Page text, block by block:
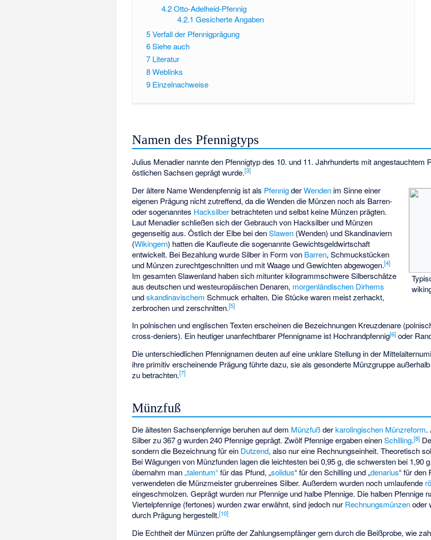
4.2 Otto-Adelheid-Pfennig
4.2.1 Gesicherte Angaben
5Verfall der Pfennigprägung
6Siehe auch
7 Literatur
8Weblinks
9 Einzelnachweise
Namen des Pfennigtyps
Julius Menadier nannte den Pfennigtyp des 10. und 11. Jahrhunderts mit angestauchtem
östlichen Sachsen geprägt wurde.[3]
Der ältere Name Wendenpfennig ist als PfennigderWenden im Sinne einer
eigenen Prägung nicht zutreffend, da die Wenden die Münzen noch als Barren-
oder sogenanntes Hacksilberbetrachteten und selbst keine Münzen prägten.
Laut Menadier schließen sich der Gebrauch von Hacksilber und Münzen
gegenseitig aus. Östlich der Elbe bei denSlawen (Wenden) und Skandinaviern
(Wikingern) hatten die Kaufleute die sogenannteGewichtsgeldwirtschaft
entwickelt. Bei Bezahlung wurde Silber in Form von Barren, Schmuckstücken
und Münzen zurechtgeschnitten und mit Waage und Gewichten abgewogen.[4]
Im gesamten Slawenland haben sich mitunter kilogrammschwere Silberschätze
aus deutschen und westeuropäischen Denaren, morgenländischen Dirhems
undskandinavischem Schmuck erhalten. Die Stücke waren meist zerhackt,
zerbrochen und zerschnitten.[5]
In polnischen und englischen Texten erscheinen die Bezeichnungen Kreuzdenare
cross-deniers). Ein heutiger unanfechtbarer Pfennigname ist Hochrandpfennig[6] oder
Die unterschiedlichen Pfennignamen deuten auf eine unklare Stellung in der
ihre primitiv erscheinende Prägung führte dazu, sie als gesonderte Münzgruppe
zu betrachten.[7]
Münzfuß
Die ältesten Sachsenpfennige beruhen auf dem Münzfußderkarolingischen Münzreform.
Silber zu 367 g wurden 240 Pfennige geprägt. Zwölf Pfennige ergaben einenSchilling.[8]
sondern die Bezeichnung für ein Dutzend, also nur eine Rechnungseinheit. Theoretisch
Bei Wägungen von Münzfunden lagen die leichtesten bei 0,95 g, die schwersten bei 1,90
übernahm man„talentum“für das Pfund, „solidus“ für den Schilling und „denarius“ für den
verwendeten die Münzmeister grubenreines Silber. Außerdem wurden noch umlaufende
eingeschmolzen. Geprägt wurden nur Pfennige und halbe Pfennige. Die halben Pfennige
Viertelpfennige (fertones) wurden zwar erwähnt, sind jedoch nur Rechnungsmünzenoder
durch Prägung hergestellt.[10]
Die Echtheit der Münzen prüfte der Zahlungsempfänger gern durch die Beißprobe, wie